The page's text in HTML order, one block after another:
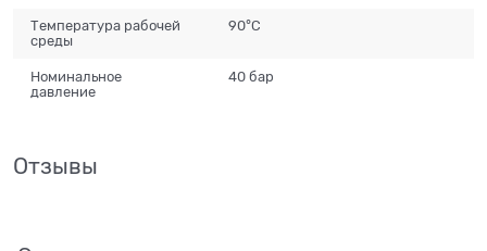
Температура рабочей
среды
90°С
Номинальное
давление
40 бар
Отзывы